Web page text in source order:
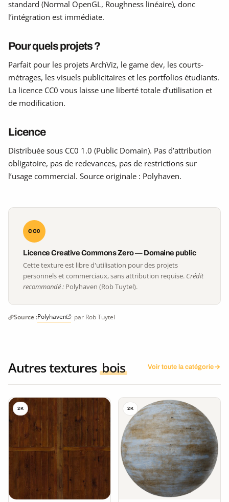
standard (Normal OpenGL, Roughness linéaire), donc
l’intégration est immédiate.
Pour quels projets ?
Parfait pour les projets ArchViz, le game dev, les courts-
métrages, les visuels publicitaires et les portfolios étudiants.
La licence CC0 vous laisse une liberté totale d’utilisation et
de modification.
Licence
Distribuée sous CC0 1.0 (Public Domain). Pas d’attribution
obligatoire, pas de redevances, pas de restrictions sur
l’usage commercial. Source originale : Polyhaven.
CC0
Licence Creative Commons Zero — Domaine public
Cette texture est libre d'utilisation pour des projets
personnels et commerciaux, sans attribution requise. Crédit
recommandé : Polyhaven (Rob Tuytel).
Source :Polyhaven · par Rob Tuytel
Autres textures bois Voir toute la catégorie
2K 2K